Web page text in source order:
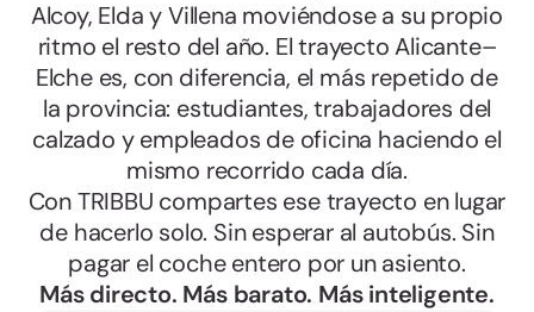
Alcoy, Elda y Villena moviéndose a su propio
ritmo el resto del año. El trayecto Alicante–
Elche es, con diferencia, el más repetido de
la provincia: estudiantes, trabajadores del
calzado y empleados de oficina haciendo el
mismo recorrido cada día.
Con TRIBBU compartes ese trayecto en lugar
de hacerlo solo. Sin esperar al autobús. Sin
pagar el coche entero por un asiento.
Más directo. Más barato. Más inteligente.